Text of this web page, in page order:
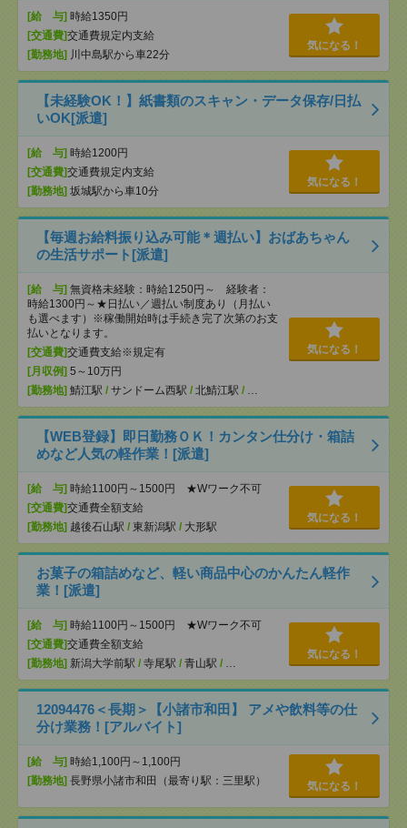
[給 与] 時給1350円
[交通費]交通費規定内支給
[勤務地] 川中島駅から車22分
気になる！
【未経験OK！】紙書類のスキャン・データ保存/日払
いOK[派遣]
[給 与] 時給1200円
[交通費]交通費規定内支給
[勤務地] 坂城駅から車10分
気になる！
【毎週お給料振り込み可能＊週払い】おばあちゃん
の生活サポート[派遣]
[給 与] 無資格未経験：時給1250円～ 経験者：
時給1300円～★日払い／週払い制度あり（月払い
も選べます）※稼働開始時は手続き完了次第のお支
払いとなります。
[交通費]交通費支給※規定有
[月収例] 5～10万円
[勤務地] 鯖江駅 / サンドーム西駅 / 北鯖江駅 / …
気になる！
【WEB登録】即日勤務ＯＫ！カンタン仕分け・箱詰
めなど人気の軽作業！[派遣]
[給 与] 時給1100円～1500円 ★Wワーク不可
[交通費]交通費全額支給
[勤務地] 越後石山駅 / 東新潟駅 / 大形駅
気になる！
お菓子の箱詰めなど、軽い商品中心のかんたん軽作
業！[派遣]
[給 与] 時給1100円～1500円 ★Wワーク不可
[交通費]交通費全額支給
[勤務地] 新潟大学前駅 / 寺尾駅 / 青山駅 / …
気になる！
12094476＜長期＞【小諸市和田】 アメや飲料等の仕
分け業務！[アルバイト]
[給 与] 時給1,100円～1,100円
[勤務地] 長野県小諸市和田（最寄り駅：三里駅） 気になる！